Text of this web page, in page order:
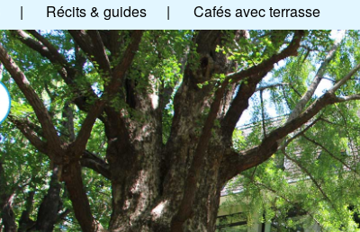
| Récits & guides | Cafés avec terrasse